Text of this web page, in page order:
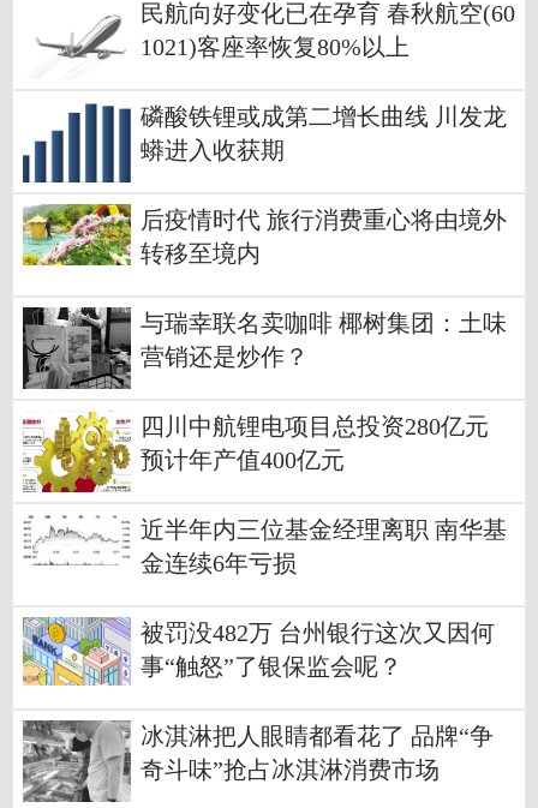
民航向好变化已在孕育 春秋航空(60
1021)客座率恢复80%以上
磷酸铁锂或成第二增长曲线 川发龙
蟒进入收获期
后疫情时代 旅行消费重心将由境外
转移至境内
与瑞幸联名卖咖啡 椰树集团：土味
营销还是炒作？
四川中航锂电项目总投资280亿元
预计年产值400亿元
近半年内三位基金经理离职 南华基
金连续6年亏损
被罚没482万 台州银行这次又因何
事“触怒”了银保监会呢？
冰淇淋把人眼睛都看花了 品牌“争
奇斗味”抢占冰淇淋消费市场